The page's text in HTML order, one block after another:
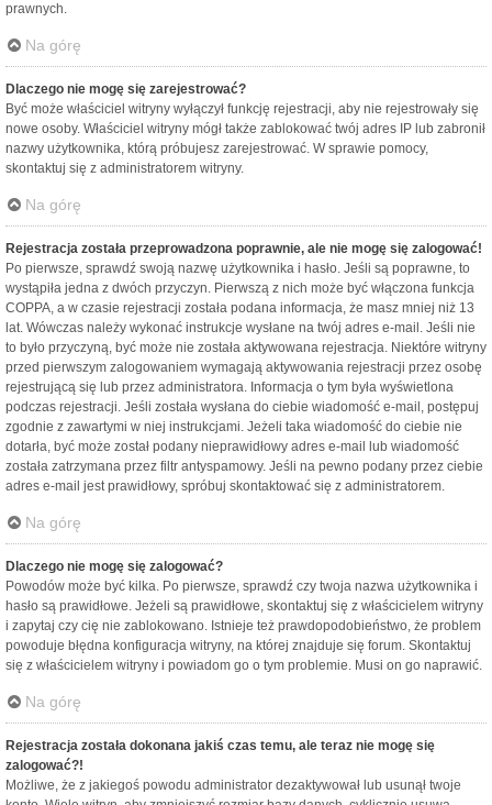
prawnych.
Na górę
Dlaczego nie mogę się zarejestrować?
Być może właściciel witryny wyłączył funkcję rejestracji, aby nie rejestrowały się
nowe osoby. Właściciel witryny mógł także zablokować twój adres IP lub zabronił
nazwy użytkownika, którą próbujesz zarejestrować. W sprawie pomocy,
skontaktuj się z administratorem witryny.
Na górę
Rejestracja została przeprowadzona poprawnie, ale nie mogę się zalogować!
Po pierwsze, sprawdź swoją nazwę użytkownika i hasło. Jeśli są poprawne, to
wystąpiła jedna z dwóch przyczyn. Pierwszą z nich może być włączona funkcja
COPPA, a w czasie rejestracji została podana informacja, że masz mniej niż 13
lat. Wówczas należy wykonać instrukcje wysłane na twój adres e-mail. Jeśli nie
to było przyczyną, być może nie została aktywowana rejestracja. Niektóre witryny
przed pierwszym zalogowaniem wymagają aktywowania rejestracji przez osobę
rejestrującą się lub przez administratora. Informacja o tym była wyświetlona
podczas rejestracji. Jeśli została wysłana do ciebie wiadomość e-mail, postępuj
zgodnie z zawartymi w niej instrukcjami. Jeżeli taka wiadomość do ciebie nie
dotarła, być może został podany nieprawidłowy adres e-mail lub wiadomość
została zatrzymana przez filtr antyspamowy. Jeśli na pewno podany przez ciebie
adres e-mail jest prawidłowy, spróbuj skontaktować się z administratorem.
Na górę
Dlaczego nie mogę się zalogować?
Powodów może być kilka. Po pierwsze, sprawdź czy twoja nazwa użytkownika i
hasło są prawidłowe. Jeżeli są prawidłowe, skontaktuj się z właścicielem witryny
i zapytaj czy cię nie zablokowano. Istnieje też prawdopodobieństwo, że problem
powoduje błędna konfiguracja witryny, na której znajduje się forum. Skontaktuj
się z właścicielem witryny i powiadom go o tym problemie. Musi on go naprawić.
Na górę
Rejestracja została dokonana jakiś czas temu, ale teraz nie mogę się
zalogować?!
Możliwe, że z jakiegoś powodu administrator dezaktywował lub usunął twoje